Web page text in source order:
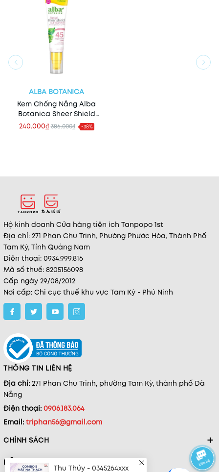
ALBA BOTANICA
Kem Chống Nắng Alba
Botanica Sheer Shield
Sunscreen SPF45 59ml
240.000₫ 386.000₫ -38%
Hộ kinh doanh Cửa hàng tiện ích Tanpopo 1st
Địa chỉ: 271 Phan Chu Trinh, Phường Phước Hòa, Thành Phố
Tam Kỳ, Tỉnh Quảng Nam
Điện thoại: 0934.999.816
Mã số thuế: 8205156098
Cấp ngày 29/08/2012
Nơi cấp: Chi cục thuế khu vực Tam Kỳ - Phú Ninh
THÔNG TIN LIÊN HỆ
Địa chỉ: 271 Phan Chu Trinh, phường Tam Kỳ, thành phố Đà
Nẵng
Điện thoại: 0906.183.064
Email: triphan56@gmail.com
CHÍNH SÁCH
HỖ TRỢ
Thu Thủy - 0345264xxx